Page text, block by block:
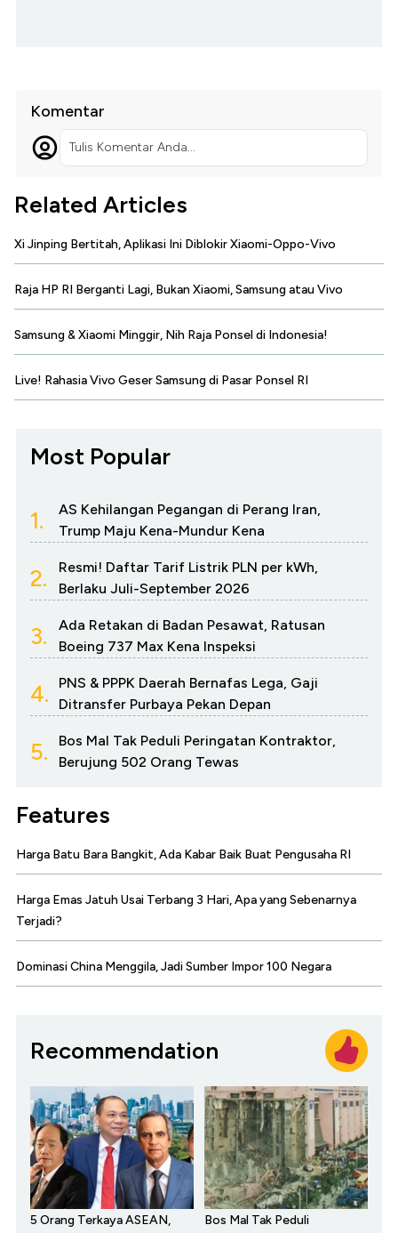
Komentar
Tulis Komentar Anda...
Related Articles
Xi Jinping Bertitah, Aplikasi Ini Diblokir Xiaomi-Oppo-Vivo
Raja HP RI Berganti Lagi, Bukan Xiaomi, Samsung atau Vivo
Samsung & Xiaomi Minggir, Nih Raja Ponsel di Indonesia!
Live! Rahasia Vivo Geser Samsung di Pasar Ponsel RI
Most Popular
1.
AS Kehilangan Pegangan di Perang Iran,
Trump Maju Kena-Mundur Kena
2.
Resmi! Daftar Tarif Listrik PLN per kWh,
Berlaku Juli-September 2026
3.
Ada Retakan di Badan Pesawat, Ratusan
Boeing 737 Max Kena Inspeksi
4.
PNS & PPPK Daerah Bernafas Lega, Gaji
Ditransfer Purbaya Pekan Depan
5.
Bos Mal Tak Peduli Peringatan Kontraktor,
Berujung 502 Orang Tewas
Features
Harga Batu Bara Bangkit, Ada Kabar Baik Buat Pengusaha RI
Harga Emas Jatuh Usai Terbang 3 Hari, Apa yang Sebenarnya
Terjadi?
Dominasi China Menggila, Jadi Sumber Impor 100 Negara
Recommendation
5 Orang Terkaya ASEAN,
Bos Mal Tak Peduli